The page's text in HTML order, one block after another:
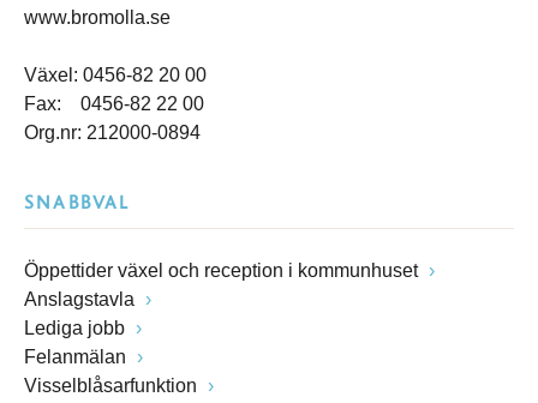
www.bromolla.se
Växel: 0456-82 20 00
Fax: 0456-82 22 00
Org.nr: 212000-0894
SNABBVAL
Öppettider växel och reception i kommunhuset
Anslagstavla
Lediga jobb
Felanmälan
Visselblåsarfunktion